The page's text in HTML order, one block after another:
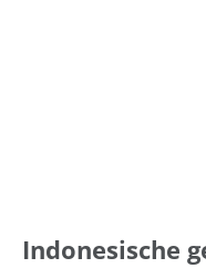
Indonesische